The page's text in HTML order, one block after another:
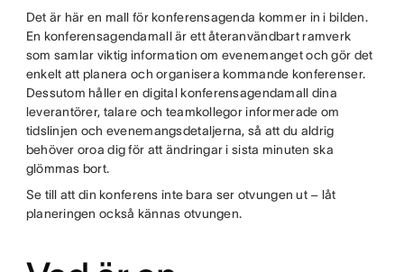
Det är här en mall för konferensagenda kommer in i bilden.
En konferensagendamall är ett återanvändbart ramverk
som samlar viktig information om evenemanget och gör det
enkelt att planera och organisera kommande konferenser.
Dessutom håller en digital konferensagendamall dina
leverantörer, talare och teamkollegor informerade om
tidslinjen och evenemangsdetaljerna, så att du aldrig
behöver oroa dig för att ändringar i sista minuten ska
glömmas bort.
Se till att din konferens inte bara ser otvungen ut – låt
planeringen också kännas otvungen.